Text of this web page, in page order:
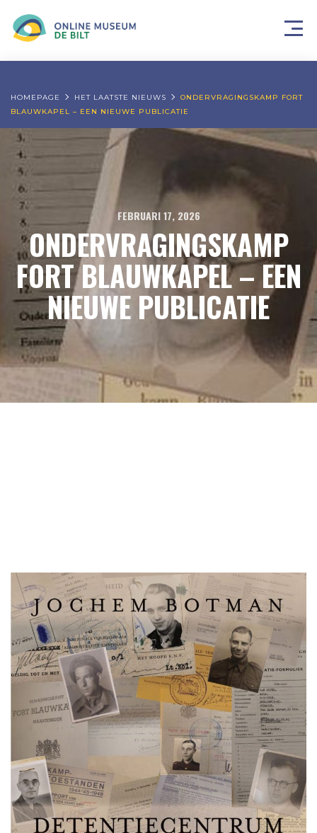
HOMEPAGE HET LAATSTE NIEUWS
ONDERVRAGINGSKAMP FORT
BLAUWKAPEL – EEN NIEUWE PUBLICATIE
FEBRUARI 17, 2026
ONDERVRAGINGSKAMP
FORT BLAUWKAPEL – EEN
NIEUWE PUBLICATIE